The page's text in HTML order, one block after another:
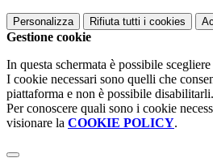
Personalizza Rifiuta tutti i cookies
Gestione cookie
In questa schermata è possibile
I cookie necessari sono quelli che
piattaforma e non è possibile disabilitarli.
Per conoscere quali sono i cookie
visionare la COOKIE POLICY.